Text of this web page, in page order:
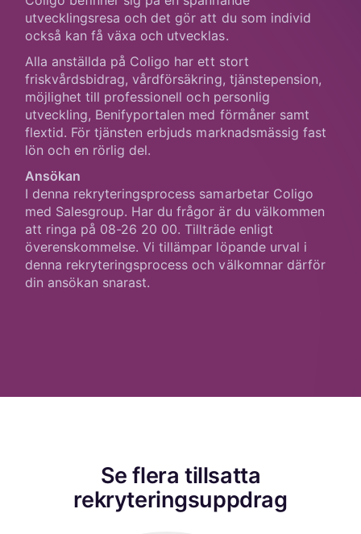
utvecklingsresa och det gör att du som individ
också kan få växa och utvecklas.
Alla anställda på Coligo har ett stort
friskvårdsbidrag, vårdförsäkring, tjänstepension,
möjlighet till professionell och personlig
utveckling, Benifyportalen med förmåner samt
flextid. För tjänsten erbjuds marknadsmässig fast
lön och en rörlig del.
Ansökan
I denna rekryteringsprocess samarbetar Coligo
med Salesgroup. Har du frågor är du välkommen
att ringa på 08-26 20 00. Tillträde enligt
överenskommelse. Vi tillämpar löpande urval i
denna rekryteringsprocess och välkomnar därför
din ansökan snarast.
Se flera tillsatta
rekryteringsuppdrag